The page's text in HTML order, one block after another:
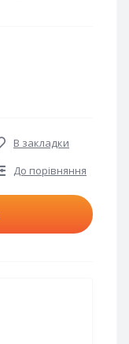
В закладки
До порівняння